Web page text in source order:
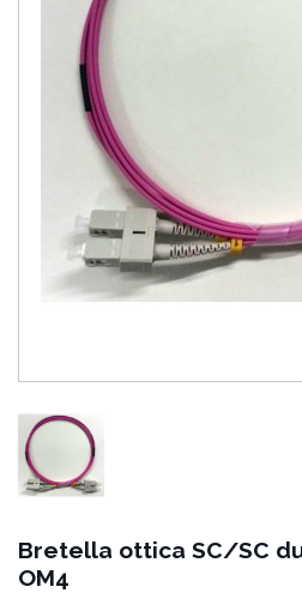
Bretella ottica SC/SC
OM4